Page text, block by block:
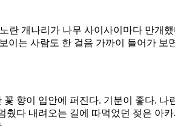
개나리가 나무 사이사이마다 만개
이는 사람도 한 걸음 가까이 들어가
향이 입안에 퍼진다. 기분이 좋다.
다 내려오는 길에 따먹었던 젖은 아